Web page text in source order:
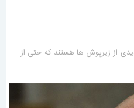
از زیرپوش ها هستند.که حتی از